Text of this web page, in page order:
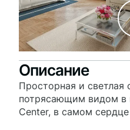
Описание
Просторная и светлая
потрясающим видом в
Center, в самом